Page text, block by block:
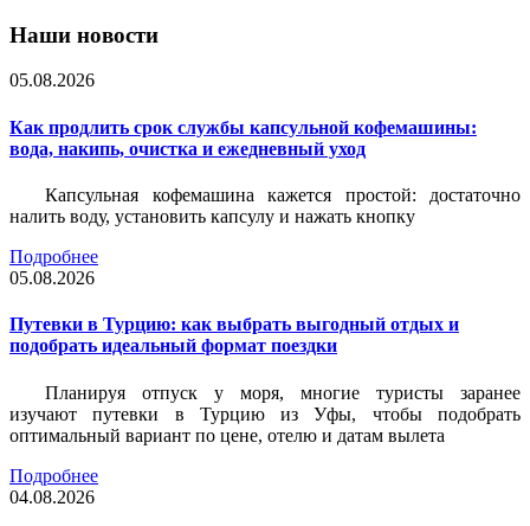
Наши новости
05.08.2026
Как продлить срок службы капсульной кофемашины:
вода, накипь, очистка и ежедневный уход
Капсульная кофемашина кажется простой: достаточно
налить воду, установить капсулу и нажать кнопку
Подробнее
05.08.2026
Путевки в Турцию: как выбрать выгодный отдых и
подобрать идеальный формат поездки
Планируя отпуск у моря, многие туристы заранее
изучают путевки в Турцию из Уфы, чтобы подобрать
оптимальный вариант по цене, отелю и датам вылета
Подробнее
04.08.2026